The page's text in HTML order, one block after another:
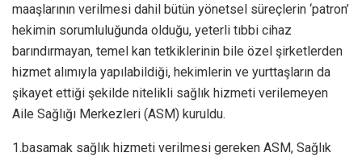
maaşlarının verilmesi dahil bütün yönetsel süreçlerin ‘patron’
hekimin sorumluluğunda olduğu, yeterli tıbbi cihaz
barındırmayan, temel kan tetkiklerinin bile özel şirketlerden
hizmet alımıyla yapılabildiği, hekimlerin ve yurttaşların da
şikayet ettiği şekilde nitelikli sağlık hizmeti verilemeyen
Aile Sağlığı Merkezleri (ASM) kuruldu.
1.basamak sağlık hizmeti verilmesi gereken ASM, Sağlık